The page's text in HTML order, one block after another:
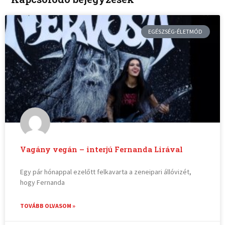
EGÉSZSÉG-ÉLETMÓD
Vagány vegán – interjú Fernanda Lirával
Egy pár hónappal ezelőtt felkavarta a zeneipari állóvizét,
hogy Fernanda
TOVÁBB OLVASOM »